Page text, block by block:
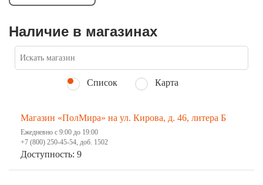
Наличие в магазинах
Список Карта
Магазин «ПолМира» на ул. Кирова, д. 46, литера Б
Ежедневно с 9:00 до 19:00
+7 (800) 250-45-54, доб. 1502
Доступность: 9